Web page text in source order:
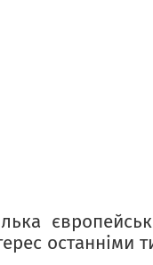
останніми